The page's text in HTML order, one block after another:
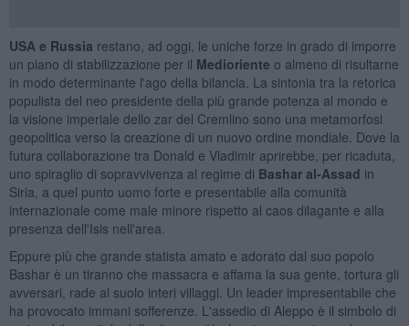
USA e Russia restano, ad oggi, le uniche forze in grado di imporre
un piano di stabilizzazione per il Medioriente o almeno di risultarne
in modo determinante l'ago della bilancia. La sintonia tra la retorica
populista del neo presidente della più grande potenza al mondo e
la visione imperiale dello zar del Cremlino sono una metamorfosi
geopolitica verso la creazione di un nuovo ordine mondiale. Dove la
futura collaborazione tra Donald e Vladimir aprirebbe, per ricaduta,
uno spiraglio di sopravvivenza al regime di Bashar al-Assad in
Siria, a quel punto uomo forte e presentabile alla comunità
internazionale come male minore rispetto al caos dilagante e alla
presenza dell'Isis nell'area.
Eppure più che grande statista amato e adorato dal suo popolo
Bashar è un tiranno che massacra e affama la sua gente, tortura gli
avversari, rade al suolo interi villaggi. Un leader impresentabile che
ha provocato immani sofferenze. L'assedio di Aleppo è il simbolo di